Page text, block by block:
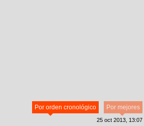
Por mejores
Por orden cronológico
25 oct 2013, 13:07